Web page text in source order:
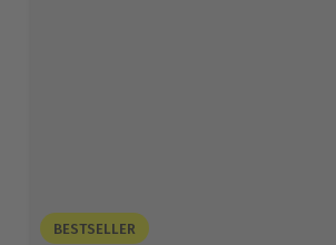
BESTSELLER